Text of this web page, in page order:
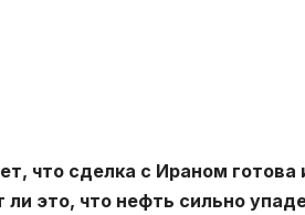
что сделка с Ираном готова
это, что нефть сильно